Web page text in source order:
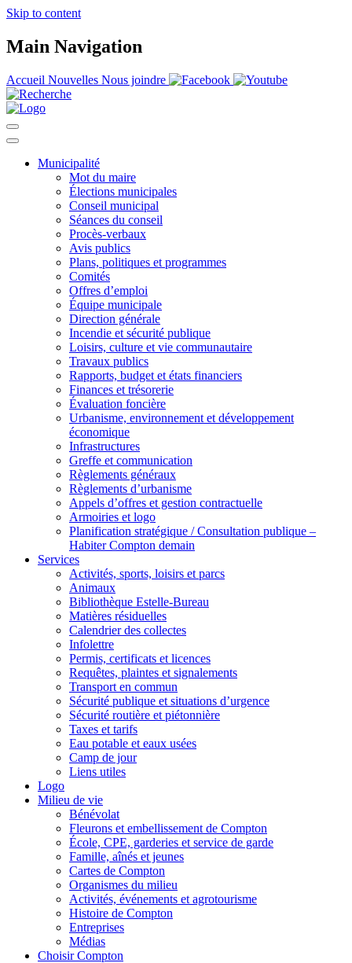
Skip to content
Main Navigation
Accueil Nouvelles Nous joindre
Municipalité
Mot du maire
Élections municipales
Conseil municipal
Séances du conseil
Procès-verbaux
Avis publics
Plans, politiques et programmes
Comités
Offres d’emploi
Équipe municipale
Direction générale
Incendie et sécurité publique
Loisirs, culture et vie communautaire
Travaux publics
Rapports, budget et états financiers
Finances et trésorerie
Évaluation foncière
Urbanisme, environnement et développement
économique
Infrastructures
Greffe et communication
Règlements généraux
Règlements d’urbanisme
Appels d’offres et gestion contractuelle
Armoiries et logo
Planification stratégique / Consultation publique –
Habiter Compton demain
Services
Activités, sports, loisirs et parcs
Animaux
Bibliothèque Estelle-Bureau
Matières résiduelles
Calendrier des collectes
Infolettre
Permis, certificats et licences
Requêtes, plaintes et signalements
Transport en commun
Sécurité publique et situations d’urgence
Sécurité routière et piétonnière
Taxes et tarifs
Eau potable et eaux usées
Camp de jour
Liens utiles
Logo
Milieu de vie
Bénévolat
Fleurons et embellissement de Compton
École, CPE, garderies et service de garde
Famille, aînés et jeunes
Cartes de Compton
Organismes du milieu
Activités, événements et agrotourisme
Histoire de Compton
Entreprises
Médias
Choisir Compton